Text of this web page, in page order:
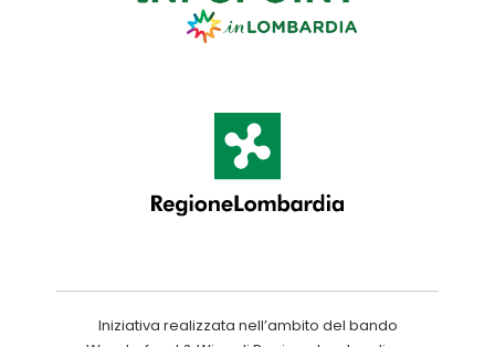
Iniziativa realizzata nell’ambito del bando